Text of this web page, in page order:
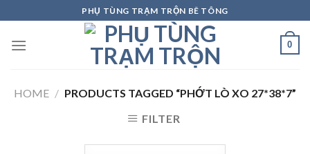
to
content
PHỤ TÙNG TRẠM TRỘN BÊ TÔNG
0
HOME / PRODUCTS TAGGED “PHỚT LÒ XO 27*38*7”
FILTER